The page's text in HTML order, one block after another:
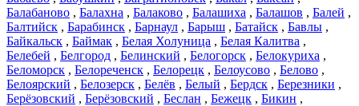
Балабаново , Балахна , Балаково , Балашиха , Балашов , Балей ,
Балтийск , Барабинск , Барнаул , Барыш , Батайск , Бавлы ,
Байкальск , Баймак , Белая Холуница , Белая Калитва ,
Белебей , Белгород , Белинский , Белогорск , Белокуриха ,
Беломорск , Белореченск , Белорецк , Белоусово , Белово ,
Белоярский , Белозерск , Белёв , Белый , Бердск , Березники ,
Берёзовский , Берёзовский , Беслан , Бежецк , Бикин ,